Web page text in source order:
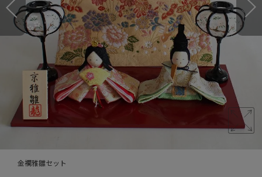
金襴雅雛セット